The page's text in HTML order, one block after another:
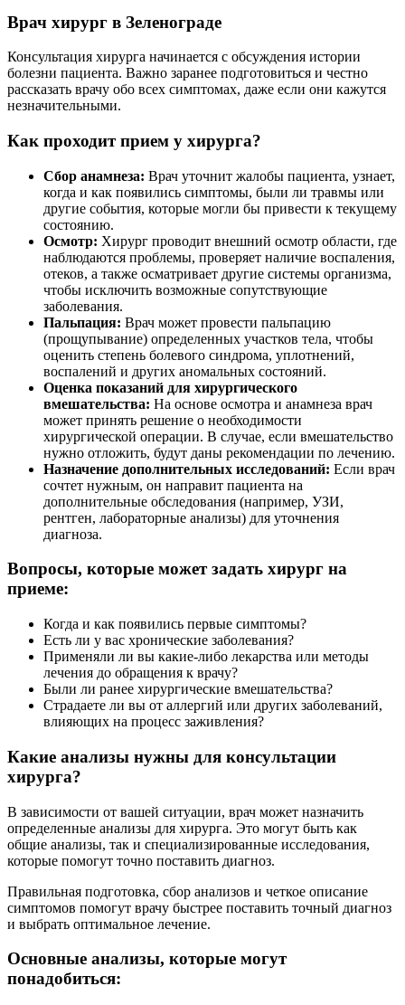
Врач хирург в Зеленограде
Консультация хирурга начинается с обсуждения истории
болезни пациента. Важно заранее подготовиться и честно
рассказать врачу обо всех симптомах, даже если они кажутся
незначительными.
Как проходит прием у хирурга?
Сбор анамнеза: Врач уточнит жалобы пациента, узнает,
когда и как появились симптомы, были ли травмы или
другие события, которые могли бы привести к текущему
состоянию.
Осмотр: Хирург проводит внешний осмотр области, где
наблюдаются проблемы, проверяет наличие воспаления,
отеков, а также осматривает другие системы организма,
чтобы исключить возможные сопутствующие
заболевания.
Пальпация: Врач может провести пальпацию
(прощупывание) определенных участков тела, чтобы
оценить степень болевого синдрома, уплотнений,
воспалений и других аномальных состояний.
Оценка показаний для хирургического
вмешательства: На основе осмотра и анамнеза врач
может принять решение о необходимости
хирургической операции. В случае, если вмешательство
нужно отложить, будут даны рекомендации по лечению.
Назначение дополнительных исследований: Если врач
сочтет нужным, он направит пациента на
дополнительные обследования (например, УЗИ,
рентген, лабораторные анализы) для уточнения
диагноза.
Вопросы, которые может задать хирург на
приеме:
Когда и как появились первые симптомы?
Есть ли у вас хронические заболевания?
Применяли ли вы какие-либо лекарства или методы
лечения до обращения к врачу?
Были ли ранее хирургические вмешательства?
Страдаете ли вы от аллергий или других заболеваний,
влияющих на процесс заживления?
Какие анализы нужны для консультации
хирурга?
В зависимости от вашей ситуации, врач может назначить
определенные анализы для хирурга. Это могут быть как
общие анализы, так и специализированные исследования,
которые помогут точно поставить диагноз.
Правильная подготовка, сбор анализов и четкое описание
симптомов помогут врачу быстрее поставить точный диагноз
и выбрать оптимальное лечение.
Основные анализы, которые могут
понадобиться: